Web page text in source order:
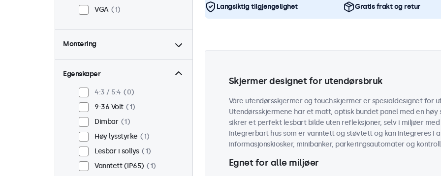
VGA
1
Montering
Panel montert
1
Innebygd
VESA 75 x 75
VESA 100 x 100
Egenskaper
4:3 / 5:4
0
9-36 Volt
1
Dimbar
1
Høy lysstyrke
1
Lesbar i sollys
1
Vanntett (IP65)
1
Langsiktig tilgjengelighet Gratis frakt og retur
Skjermer designet for utendørsbruk
Våre utendørsskjermer og touchskjermer er spesialdesignet for
Utendørsskjermene har et matt, optisk bundet panel med en høy
sikrer et perfekt lesbart bilde uten refleksjoner, selv i miljøer
integrerbart hus som er vanntett og støvtett og kan integreres i
informasjonskiosker, minibanker, parkeringsautomater og
Egnet for alle miljøer